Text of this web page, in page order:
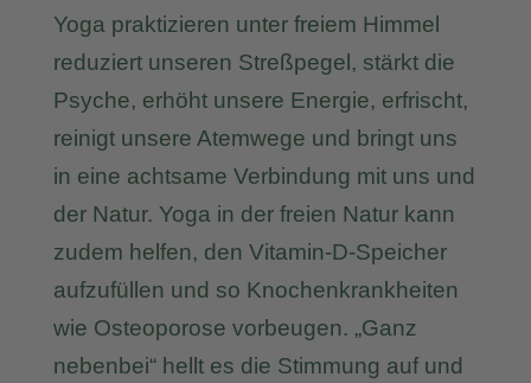
Yoga praktizieren unter freiem Himmel
reduziert unseren Streßpegel, stärkt die
Psyche, erhöht unsere Energie, erfrischt,
reinigt unsere Atemwege und bringt uns
in eine achtsame Verbindung mit uns und
der Natur. Yoga in der freien Natur kann
zudem helfen, den Vitamin-D-Speicher
aufzufüllen und so Knochenkrankheiten
wie Osteoporose vorbeugen. „Ganz
nebenbei“ hellt es die Stimmung auf und